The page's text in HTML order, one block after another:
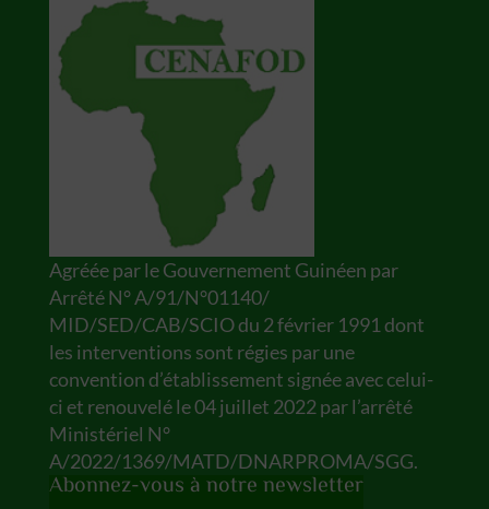
Agréée par le Gouvernement Guinéen par
Arrêté N° A/91/N°01140/
MID/SED/CAB/SCIO du 2 février 1991 dont
les interventions sont régies par une
convention d’établissement signée avec celui-
ci et renouvelé le 04 juillet 2022 par l’arrêté
Ministériel N°
A/2022/1369/MATD/DNARPROMA/SGG.
Abonnez-vous à notre newsletter